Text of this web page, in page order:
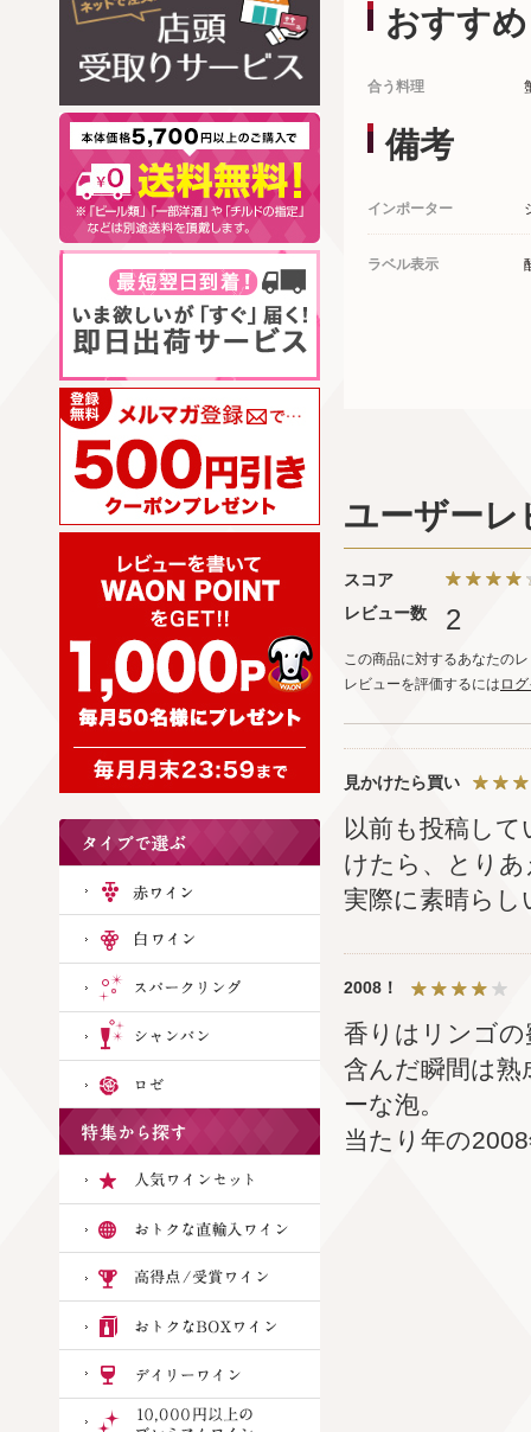
おすすめ
合う料理
備考
インポーター
ラベル表示
ユーザーレ
スコア
レビュー数
2
この商品に対するあなたの
レビューを評価するには ロ
見かけたら買い
以前も投稿し
けたら、とり
実際に素晴らし
2008！
香りはリンゴの
含んだ瞬間は熟
ーな泡。
当たり年の